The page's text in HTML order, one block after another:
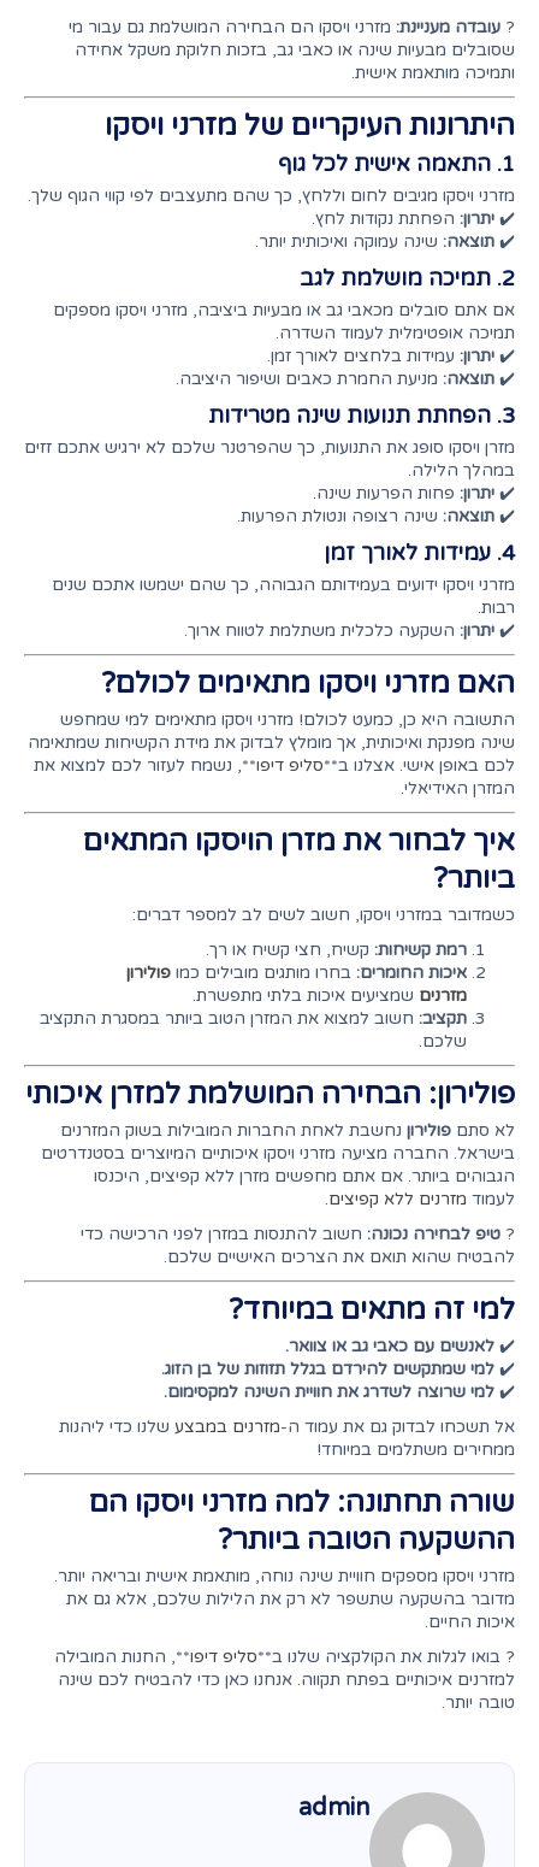
? עובדה מעניינת: מזרני ויסקו הם הבחירה המושלמת גם עבור מי
שסובלים מבעיות שינה או כאבי גב, בזכות חלוקת משקל אחידה
ותמיכה מותאמת אישית.
היתרונות העיקריים של מזרני ויסקו
1. התאמה אישית לכל גוף
מזרני ויסקו מגיבים לחום וללחץ, כך שהם מתעצבים לפי קווי הגוף שלך.
✔️ יתרון: הפחתת נקודות לחץ.
✔️ תוצאה: שינה עמוקה ואיכותית יותר.
2. תמיכה מושלמת לגב
אם אתם סובלים מכאבי גב או מבעיות ביציבה, מזרני ויסקו מספקים
תמיכה אופטימלית לעמוד השדרה.
✔️ יתרון: עמידות בלחצים לאורך זמן.
✔️ תוצאה: מניעת החמרת כאבים ושיפור היציבה.
3. הפחתת תנועות שינה מטרידות
מזרן ויסקו סופג את התנועות, כך שהפרטנר שלכם לא ירגיש אתכם זזים
במהלך הלילה.
✔️ יתרון: פחות הפרעות שינה.
✔️ תוצאה: שינה רצופה ונטולת הפרעות.
4. עמידות לאורך זמן
מזרני ויסקו ידועים בעמידותם הגבוהה, כך שהם ישמשו אתכם שנים
רבות.
✔️ יתרון: השקעה כלכלית משתלמת לטווח ארוך.
האם מזרני ויסקו מתאימים לכולם?
התשובה היא כן, כמעט לכולם! מזרני ויסקו מתאימים למי שמחפש
שינה מפנקת ואיכותית, אך מומלץ לבדוק את מידת הקשיחות שמתאימה
לכם באופן אישי. אצלנו ב**סליפ דיפו**, נשמח לעזור לכם למצוא את
המזרן האידיאלי.
איך לבחור את מזרן הויסקו המתאים
ביותר?
כשמדובר במזרני ויסקו, חשוב לשים לב למספר דברים:
רמת קשיחות: קשיח, חצי קשיח או רך.
איכות החומרים: בחרו מותגים מובילים כמו פולירון
מזרנים שמציעים איכות בלתי מתפשרת.
תקציב: חשוב למצוא את המזרן הטוב ביותר במסגרת התקציב
שלכם.
פולירון: הבחירה המושלמת למזרן איכותי
לא סתם פולירון נחשבת לאחת החברות המובילות בשוק המזרנים
בישראל. החברה מציעה מזרני ויסקו איכותיים המיוצרים בסטנדרטים
הגבוהים ביותר. אם אתם מחפשים מזרן ללא קפיצים, היכנסו
לעמוד מזרנים ללא קפיצים.
? טיפ לבחירה נכונה: חשוב להתנסות במזרן לפני הרכישה כדי
להבטיח שהוא תואם את הצרכים האישיים שלכם.
למי זה מתאים במיוחד?
✔️ לאנשים עם כאבי גב או צוואר.
✔️ למי שמתקשים להירדם בגלל תזוזות של בן הזוג.
✔️ למי שרוצה לשדרג את חוויית השינה למקסימום.
אל תשכחו לבדוק גם את עמוד ה-מזרנים במבצע שלנו כדי ליהנות
ממחירים משתלמים במיוחד!
שורה תחתונה: למה מזרני ויסקו הם
ההשקעה הטובה ביותר?
מזרני ויסקו מספקים חוויית שינה נוחה, מותאמת אישית ובריאה יותר.
מדובר בהשקעה שתשפר לא רק את הלילות שלכם, אלא גם את
איכות החיים.
? בואו לגלות את הקולקציה שלנו ב**סליפ דיפו**, החנות המובילה
למזרנים איכותיים בפתח תקווה. אנחנו כאן כדי להבטיח לכם שינה
טובה יותר.
admin